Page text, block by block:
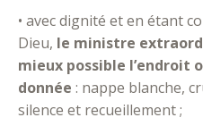
• avec dignité et en étant
Dieu, le ministre
mieux possible l’endroit
donnée : nappe blanche,
silence et recueillement ;